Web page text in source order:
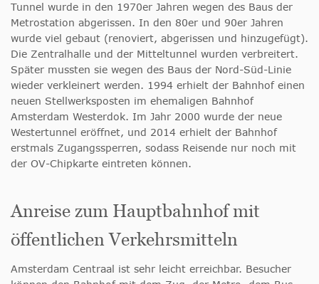
Tunnel wurde in den 1970er Jahren wegen des Baus der
Metrostation abgerissen. In den 80er und 90er Jahren
wurde viel gebaut (renoviert, abgerissen und hinzugefügt).
Die Zentralhalle und der Mitteltunnel wurden verbreitert.
Später mussten sie wegen des Baus der Nord-Süd-Linie
wieder verkleinert werden. 1994 erhielt der Bahnhof einen
neuen Stellwerksposten im ehemaligen Bahnhof
Amsterdam Westerdok. Im Jahr 2000 wurde der neue
Westertunnel eröffnet, und 2014 erhielt der Bahnhof
erstmals Zugangssperren, sodass Reisende nur noch mit
der OV-Chipkarte eintreten können.
Anreise zum Hauptbahnhof mit
öffentlichen Verkehrsmitteln
Amsterdam Centraal ist sehr leicht erreichbar. Besucher